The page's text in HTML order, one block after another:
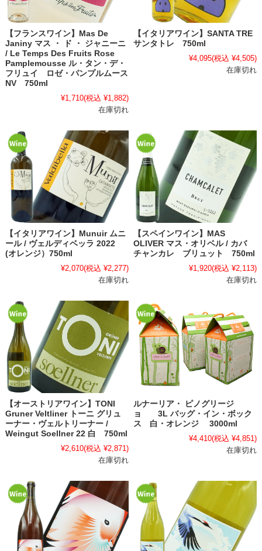
【フランスワイン】Mas De
Janiny マス ・ ド ・ ジャニーニ
/ Le Temps Des Fruits Rose
Pamplemousse ル・タン・デ・
フリュイ ロゼ・パンプルムース
NV 750ml
¥1,710(税込 ¥1,882)
在庫切れ
【イタリアワイン】SANTA TRE
サンタトレ 750ml
¥4,095(税込 ¥4,505)
在庫切れ
【イタリアワイン】Munuir ムニ
ール / ヴェルディベッラ 2022
(オレンジ）750ml
¥2,070(税込 ¥2,277)
在庫切れ
【スペインワイン】MAS
OLIVER マス・オリベル / カバ
チャンカレ ブリュット 750ml
¥1,920(税込 ¥2,113)
在庫切れ
【オーストリアワイン】TONI
Gruner Veltliner トーニ グリュ
ーナー・ヴェルトリーナー /
Weingut Soellner 22 白 750ml
¥2,610(税込 ¥2,871)
在庫切れ
ルナーリア・ ピノグリージ
ョ 3L バッグ・イン・ボック
ス 白・オレンジ 3000ml
¥4,410(税込 ¥4,851)
在庫切れ